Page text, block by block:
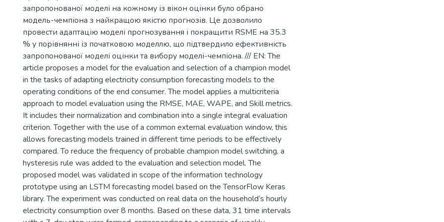
запропонованої моделі на кожному із вікон оцінки було обрано
модель-чемпіона з найкращою якістю прогнозів. Це дозволило
провести адаптацію моделі прогнозування і покращити RSME на 35.3
% у порівнянні із початковою моделлю, що підтвердило ефективність
запропонованої моделі оцінки та вибору моделі-чемпіона. /// EN: The
article proposes a model for the evaluation and selection of a champion model
in the tasks of adapting electricity consumption forecasting models to the
operating conditions of the end consumer. The model applies a multicriteria
approach to model evaluation using the RMSE, MAE, WAPE, and Skill metrics.
It includes their normalization and combination into a single integral evaluation
criterion. Together with the use of a common external evaluation window, this
allows forecasting models trained in different time periods to be effectively
compared. To reduce the frequency of probable champion model switching, a
hysteresis rule was added to the evaluation and selection model. The
proposed model was validated in scope of the information technology
prototype using an LSTM forecasting model based on the TensorFlow Keras
library. The experiment was conducted on real data on the household’s hourly
electricity consumption over 8 months. Based on these data, 31 time intervals